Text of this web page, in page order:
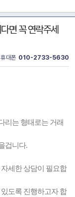
면 꼭 연락주세
휴대폰 010-2733-5630
리는 형태로는 거래
겁니다.
세한 상담이 필요합
도록 진행하고자 합